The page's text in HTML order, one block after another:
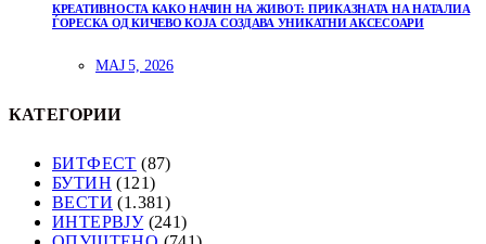
КРЕАТИВНОСТА КАКО НАЧИН НА ЖИВОТ: ПРИКАЗНАТА НА НАТАЛИА
ЃОРЕСКА ОД КИЧЕВО КОЈА СОЗДАВА УНИКАТНИ АКСЕСОАРИ
МАЈ 5, 2026
КАТЕГОРИИ
БИТФЕСТ (87)
БУТИН (121)
ВЕСТИ (1.381)
ИНТЕРВЈУ(241)